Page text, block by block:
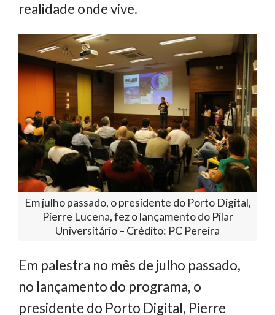
realidade onde vive.
Em julho passado, o presidente do Porto Digital,
Pierre Lucena, fez o lançamento do Pilar
Universitário – Crédito: PC Pereira
Em palestra no mês de julho passado,
no lançamento do programa, o
presidente do Porto Digital, Pierre